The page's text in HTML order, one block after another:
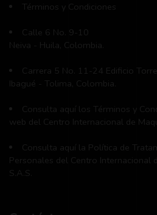
Términos y Condiciones
Calle 6 No. 9-10
Neiva - Huila, Colombia.
Carrera 5 No. 11-24 Edificio
Ibagué - Tolima, Colombia.
Consulta aquí los Términos y
web del Centro Internacional de
Consulta aquí la Política de
Personales del Centro Internacional
S.A.S.